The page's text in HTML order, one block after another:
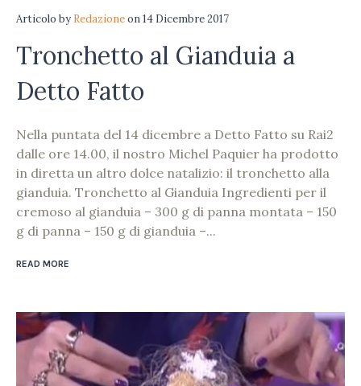
Articolo by Redazioneon14 Dicembre 2017
Tronchetto al Gianduia a
Detto Fatto
Nella puntata del 14 dicembre a Detto Fatto su Rai2
dalle ore 14.00, il nostro Michel Paquier ha prodotto
in diretta un altro dolce natalizio: il tronchetto alla
gianduia. Tronchetto al Gianduia Ingredienti per il
cremoso al gianduia – 300 g di panna montata – 150
g di panna – 150 g di gianduia –...
READ MORE